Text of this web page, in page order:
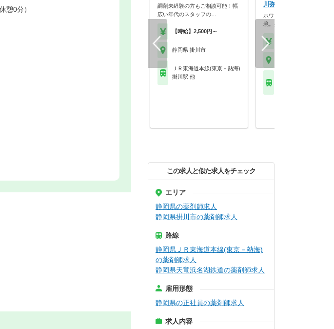
憩0分）
調剤未経験の方もご相談可能！幅
広い年代のスタッフの…
【時給】2,500円～
静岡県 掛川市
ＪＲ東海道本線(東京－熱海)
掛川駅 他
川弥生店
ホワイト500認定のクリーン
境。身だしなみの自…
この求人と似た求人をチェック
エリア
静岡県の薬剤師求人
静岡県掛川市の薬剤師求人
路線
静岡県ＪＲ東海道本線(東京－熱海)
の薬剤師求人
静岡県天竜浜名湖鉄道の薬剤師求人
雇用形態
静岡県の正社員の薬剤師求人
求人内容